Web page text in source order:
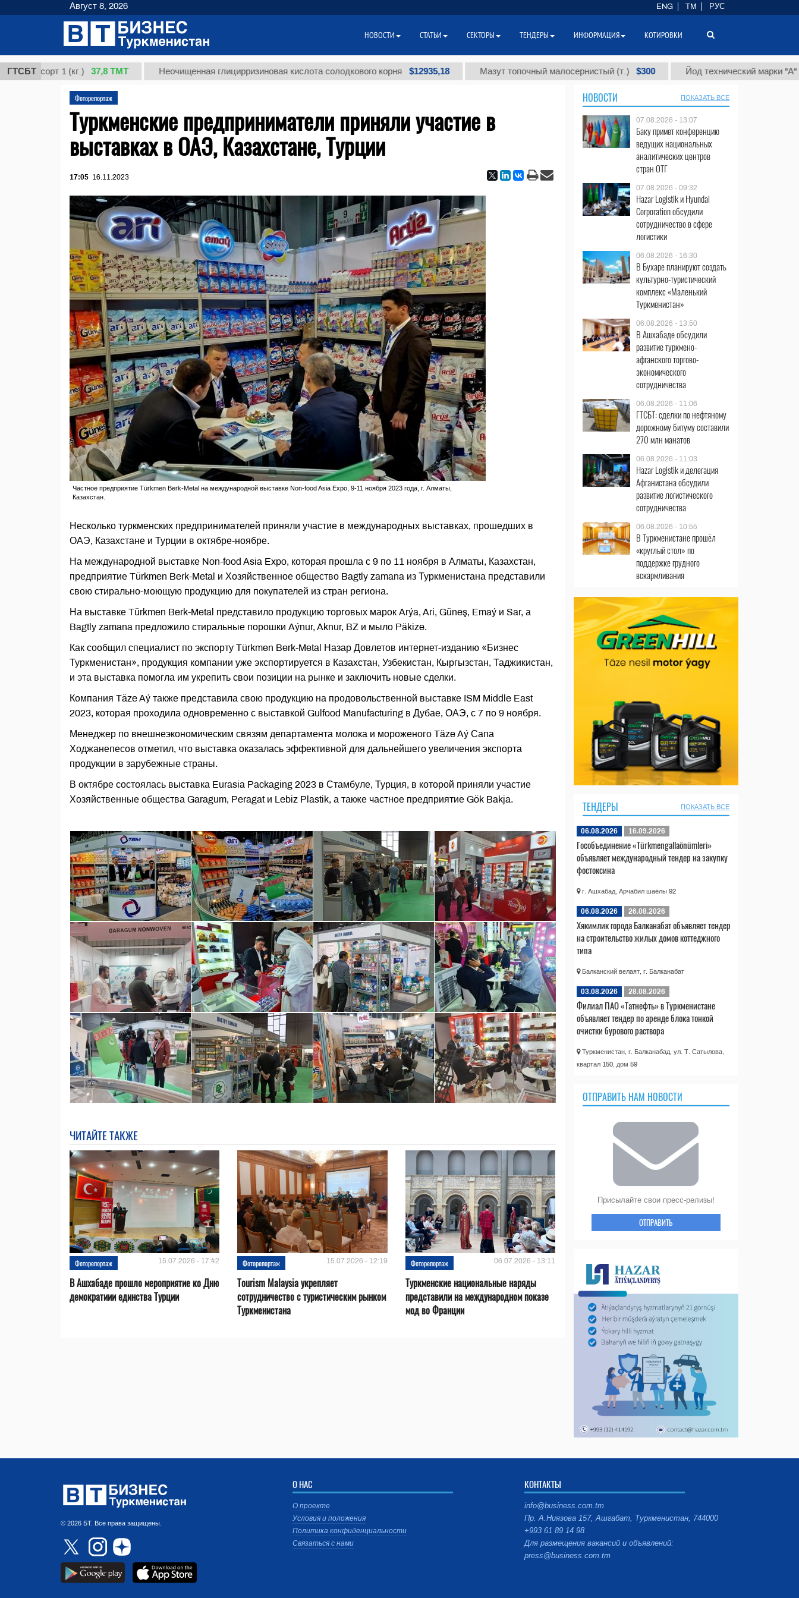
ГТСБТ
сорт 1 (кг.) 37,8 ТМТ Неочищенная глицирризиновая кислота солодкового корня $12935,18 Мазут топочный малосернистый (т.) $300 Йод технический марки "А" (т.)
Фоторепортаж
Туркменские предприниматели приняли участие в
выставках в ОАЭ, Казахстане, Турции
17:05 16.11.2023
Частное предприятие Türkmen Berk-Metal на международной выставке Non-food Asia Expo, 9-11 ноября 2023 года, г. Алматы,
Казахстан.
Несколько туркменских предпринимателей приняли участие в международных выставках, прошедших в
ОАЭ, Казахстане и Турции в октябре-ноябре.
На международной выставке Non-food Asia Expo, которая прошла с 9 по 11 ноября в Алматы, Казахстан,
предприятие Türkmen Berk-Metal и Хозяйственное общество Bagtly zamana из Туркменистана представили
свою стирально-моющую продукцию для покупателей из стран региона.
На выставке Türkmen Berk-Metal представило продукцию торговых марок Arýa, Ari, Güneş, Emaý и Sar, а
Bagtly zamana предложило стиральные порошки Aýnur, Aknur, BZ и мыло Päkize.
Как сообщил специалист по экспорту Türkmen Berk-Metal Назар Довлетов интернет-изданию «Бизнес
Туркменистан», продукция компании уже экспортируется в Казахстан, Узбекистан, Кыргызстан, Таджикистан,
и эта выставка помогла им укрепить свои позиции на рынке и заключить новые сделки.
Компания Täze Aý также представила свою продукцию на продовольственной выставке ISM Middle East
2023, которая проходила одновременно с выставкой Gulfood Manufacturing в Дубае, ОАЭ, с 7 по 9 ноября.
Менеджер по внешнеэкономическим связям департамента молока и мороженого Täze Aý Сапа
Ходжанепесов отметил, что выставка оказалась эффективной для дальнейшего увеличения экспорта
продукции в зарубежные страны.
В октябре состоялась выставка Eurasia Packaging 2023 в Стамбуле, Турция, в которой приняли участие
Хозяйственные общества Garagum, Peragat и Lebiz Plastik, а также частное предприятие Gök Bakja.
ЧИТАЙТЕ ТАКЖЕ
Фоторепортаж 15.07.2026 - 17:42
В Ашхабаде прошло мероприятие ко Дню
демократиии единства Турции
Фоторепортаж 15.07.2026 - 12:19
Tourism Malaysia укрепляет
сотрудничество с туристическим рынком
Туркменистана
Фоторепортаж 06.07.2026 - 13:11
Туркменские национальные наряды
представили на международном показе
мод во Франции
НОВОСТИ ПОКАЗАТЬ ВСЕ
07.08.2026 - 13:07
Баку примет конференцию
ведущих национальных
аналитических центров
стран ОТГ
07.08.2026 - 09:32
Hazar Logistik и Hyundai
Corporation обсудили
сотрудничество в сфере
логистики
06.08.2026 - 16:30
В Бухаре планируют создать
культурно-туристический
комплекс «Маленький
Туркменистан»
06.08.2026 - 13:50
В Ашхабаде обсудили
развитие туркмено-
афганского торгово-
экономического
сотрудничества
06.08.2026 - 11:06
ГТСБТ: сделки по нефтяному
дорожному битуму составили
270 млн манатов
06.08.2026 - 11:03
Hazar Logistik и делегация
Афганистана обсудили
развитие логистического
сотрудничества
06.08.2026 - 10:55
В Туркменистане прошёл
«круглый стол» по
поддержке грудного
вскармливания
ТЕНДЕРЫ ПОКАЗАТЬ ВСЕ
06.08.2026 16.09.2026
Гособъединение «Türkmengallaönümleri»
объявляет международный тендер на закупку
фостоксина
г. Ашхабад, Арчабил шаёлы 92
06.08.2026 26.08.2026
Хякимлик города Балканабат объявляет тендер
на строительство жилых домов коттеджного
типа
Балканский велаят, г. Балканабат
03.08.2026 28.08.2026
Филиал ПАО «Татнефть» в Туркменистане
объявляет тендер по аренде блока тонкой
очистки бурового раствора
Туркменистан, г. Балканабад, ул. Т. Сатылова,
квартал 150, дом 59
ОТПРАВИТЬ НАМ НОВОСТИ
Присылайте свои пресс-релизы!
ОТПРАВИТЬ
© 2026 БТ. Все права защищены.
О НАС
О проекте
Условия и положения
Политика конфиденциальности
Связаться с нами
КОНТАКТЫ
info@business.com.tm
Пр. А.Ниязова 157, Ашгабат, Туркменистан, 744000
+993 61 89 14 98
Для размещения вакансий и объявлений:
press@business.com.tm
Август 8, 2026 ENG TM РУС
НОВОСТИ СТАТЬИ СЕКТОРЫ ТЕНДЕРЫ ИНФОРМАЦИЯ КОТИРОВКИ